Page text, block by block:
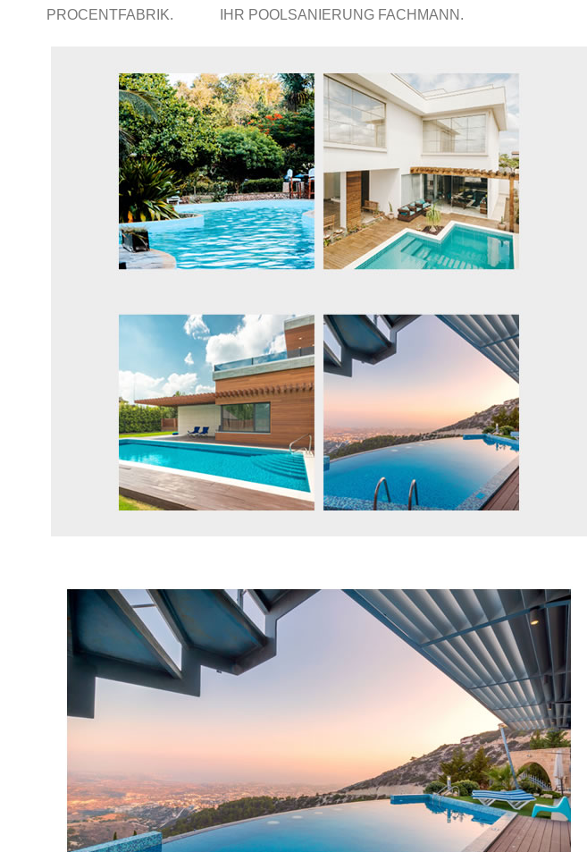
PROCENTFABRIK. IHR POOLSANIERUNG FACHMANN.